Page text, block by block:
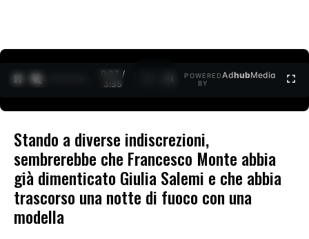
0:27 /
3:35
POWERED
BY
AdhubMedia
Stando a diverse indiscrezioni,
sembrerebbe che Francesco Monte abbia
già dimenticato Giulia Salemi e che abbia
trascorso una notte di fuoco con una
modella